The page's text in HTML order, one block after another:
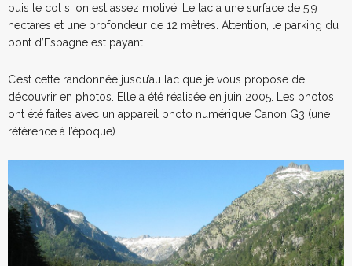
puis le col si on est assez motivé. Le lac a une surface de 5,9
hectares et une profondeur de 12 mètres. Attention, le parking du
pont d’Espagne est payant.
C’est cette randonnée jusqu’au lac que je vous propose de
découvrir en photos. Elle a été réalisée en juin 2005. Les photos
ont été faites avec un appareil photo numérique Canon G3 (une
référence à l’époque).